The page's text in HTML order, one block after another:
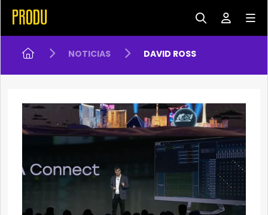
NOTICIAS DAVID ROSS